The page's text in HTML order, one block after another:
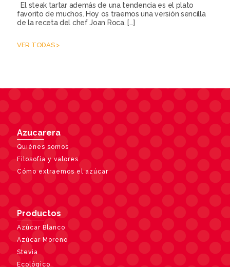
El steak tartar además de una tendencia es el plato
favorito de muchos. Hoy os traemos una versión sencilla
de la receta del chef Joan Roca. […]
VER TODAS >
Azucarera
Quiénes somos
Filosofía y valores
Cómo extraemos el azúcar
Productos
Azúcar Blanco
Azúcar Moreno
Stevia
Ecológico